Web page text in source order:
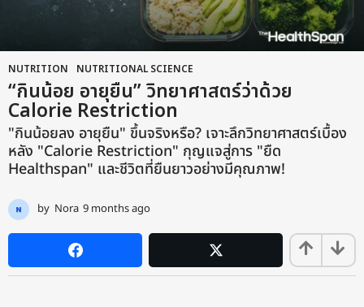
NUTRITION ,NUTRITIONAL SCIENCE
“กินน้อย อายุยืน” วิทยาศาสตร์ว่าด้วย
Calorie Restriction
"กินน้อยลง อายุยืน" ขึ้นจริงหรือ? เจาะลึกวิทยาศาสตร์เบื้อง
หลัง "Calorie Restriction" กุญแจสู่การ "ยืด
Healthspan" และชีวิตที่ยืนยาวอย่างมีคุณภาพ!
by Nora 9 months ago
t